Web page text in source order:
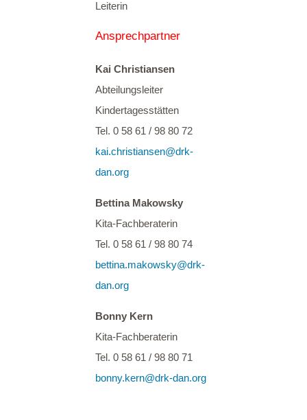
Leiterin
Ansprechpartner
Kai Christiansen
Abteilungsleiter
Kindertagesstätten
Tel. 0 58 61 / 98 80 72
kai.christiansen@drk-
dan.org
Bettina Makowsky
Kita-Fachberaterin
Tel. 0 58 61 / 98 80 74
bettina.makowsky@drk-
dan.org
Bonny Kern
Kita-Fachberaterin
Tel. 0 58 61 / 98 80 71
bonny.kern@drk-dan.org